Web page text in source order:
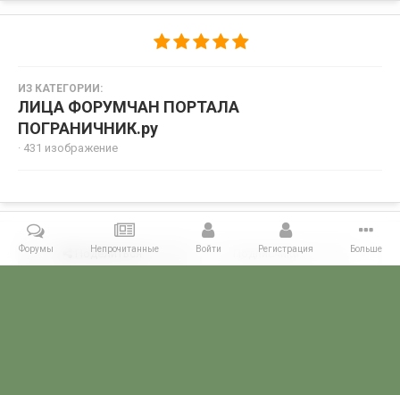
ИЗ КАТЕГОРИИ:
ЛИЦА ФОРУМЧАН ПОРТАЛА
ПОГРАНИЧНИК.ру
· 431 изображение
Поделиться Подписчики 0
Форумы Непрочитанные Войти Регистрация Больше